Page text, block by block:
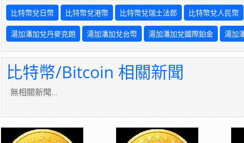
比特幣兌日幣 比特幣兌港幣 比特幣兌瑞士法郎 比特幣兌人民幣
湯加潘加兌丹麥克朗 湯加潘加兌台幣 湯加潘加兌國際鉑金 湯加
比特幣/Bitcoin 相關新聞
無相關新聞...